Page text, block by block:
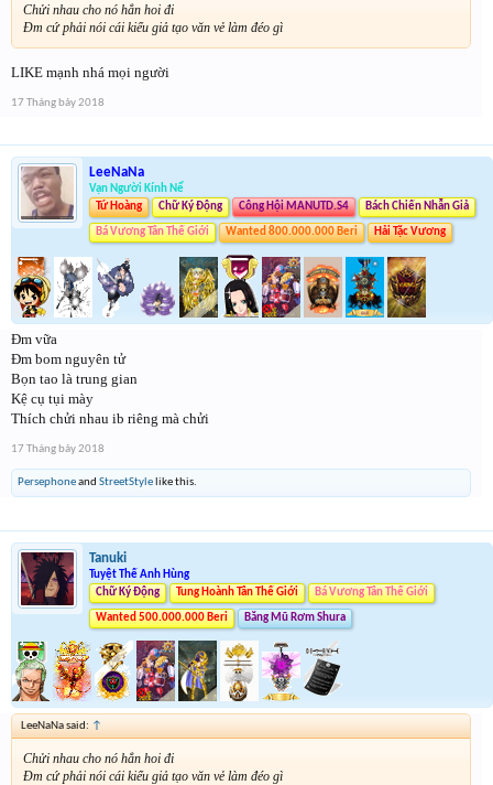
Chửi nhau cho nó hẳn hoi đi
Đm cứ phải nói cái kiểu giả tạo văn vẻ làm đéo gì
LIKE mạnh nhá mọi người
17 Tháng bảy 2018
LeeNaNa
Vạn Người Kính Nể
Tứ Hoàng
Chữ Ký Động Công Hội MANUTD.S4 Bách Chiến Nhẫn Giả
Bá Vương Tân Thế Giới Wanted 800.000.000 Beri Hải Tặc Vương
Đm vữa
Đm bom nguyên tử
Bọn tao là trung gian
Kệ cụ tụi mày
Thích chửi nhau ib riêng mà chửi
17 Tháng bảy 2018
Persephoneand StreetStyle like this.
Tanuki
Tuyệt Thế Anh Hùng
Chữ Ký Động
Tung Hoành Tân Thế Giới Bá Vương Tân Thế Giới
Wanted 500.000.000 Beri Băng Mũ Rơm Shura
LeeNaNa said: ↑
Chửi nhau cho nó hẳn hoi đi
Đm cứ phải nói cái kiểu giả tạo văn vẻ làm đéo gì